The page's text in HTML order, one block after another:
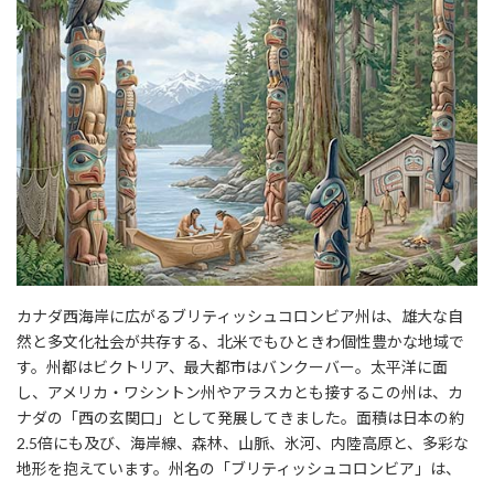
カナダ西海岸に広がるブリティッシュコロンビア州は、雄大な自
然と多文化社会が共存する、北米でもひときわ個性豊かな地域で
す。州都はビクトリア、最大都市はバンクーバー。太平洋に面
し、アメリカ・ワシントン州やアラスカとも接するこの州は、カ
ナダの「西の玄関口」として発展してきました。面積は日本の約
2.5倍にも及び、海岸線、森林、山脈、氷河、内陸高原と、多彩な
地形を抱えています。州名の「ブリティッシュコロンビア」は、